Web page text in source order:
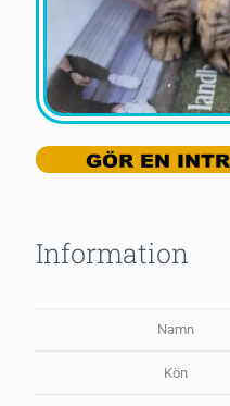
Information
Namn
Kön